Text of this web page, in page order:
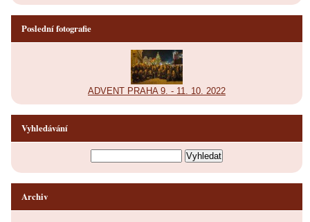
Poslední fotografie
ADVENT PRAHA 9. - 11. 10. 2022
Vyhledávání
Archiv